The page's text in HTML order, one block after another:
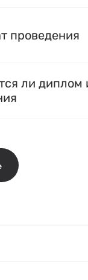
проведения
ли диплом